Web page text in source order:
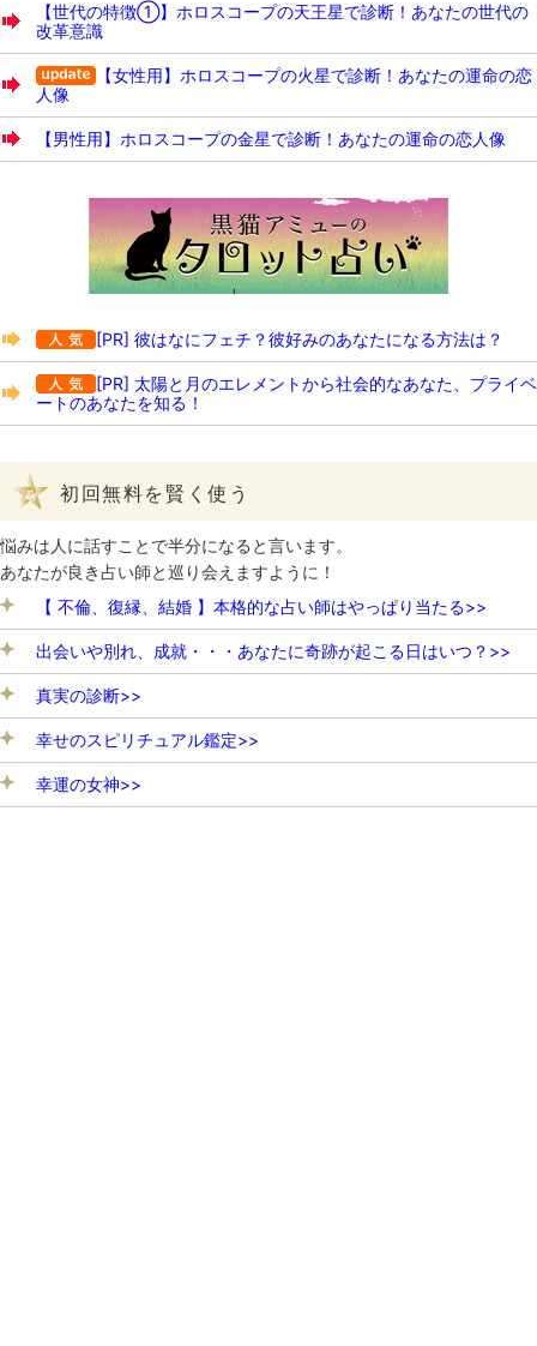
【世代の特徴①】ホロスコープの天王星で診断！あなたの世代の
改革意識
【女性用】ホロスコープの火星で診断！あなたの運命の恋
人像
【男性用】ホロスコープの金星で診断！あなたの運命の恋人像
[PR] 彼はなにフェチ？彼好みのあなたになる方法は？
[PR] 太陽と月のエレメントから社会的なあなた、プライベ
ートのあなたを知る！
初回無料を賢く使う
悩みは人に話すことで半分になると言います。
あなたが良き占い師と巡り会えますように！
【 不倫、復縁、結婚 】本格的な占い師はやっぱり当たる>>
出会いや別れ、成就・・・あなたに奇跡が起こる日はいつ？>>
真実の診断>>
幸せのスピリチュアル鑑定>>
幸運の女神>>